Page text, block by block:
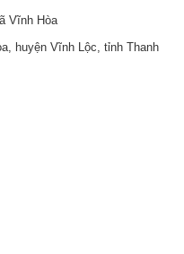
Vĩnh Hòa
huyện Vĩnh Lộc, tỉnh Thanh